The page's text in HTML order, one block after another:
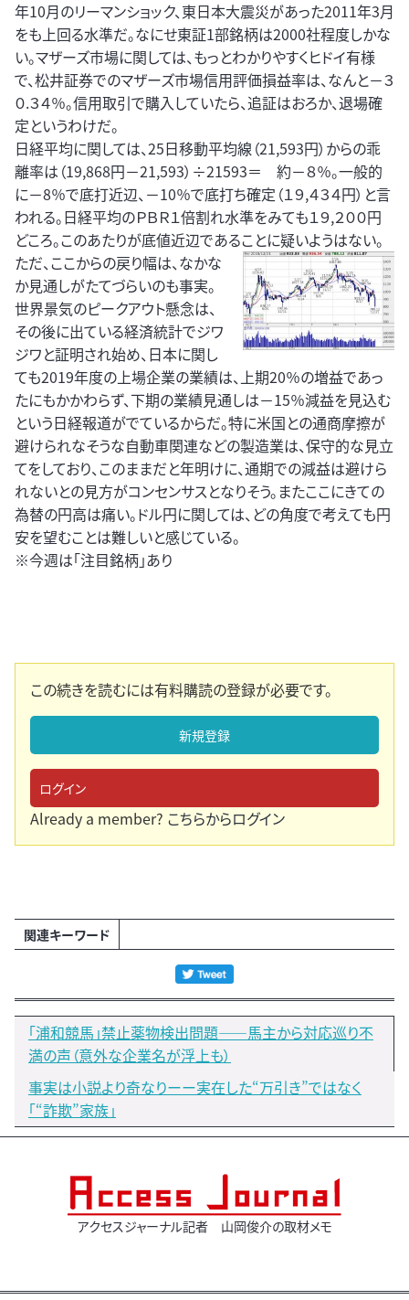
年10月のリーマンショック、東日本大震災があった2011年3月
をも上回る水準だ。なにせ東証1部銘柄は2000社程度しかな
い。マザーズ市場に関しては、もっとわかりやすくヒドイ有様
で、松井証券でのマザーズ市場信用評価損益率は、なんと－３
０.３４％。信用取引で購入していたら、追証はおろか、退場確
定というわけだ。
日経平均に関しては、25日移動平均線（21,593円）からの乖
離率は（19,868円－21,593）÷21593＝ 約－８％。一般的
に－8％で底打近辺、－10％で底打ち確定（１９,４３４円）と言
われる。日経平均のＰＢＲ１倍割れ水準をみても１９,２００円
どころ。このあたりが底値近辺であることに疑いようはない。
ただ、ここからの戻り幅は、なかな
か見通しがたてづらいのも事実。
世界景気のピークアウト懸念は、
その後に出ている経済統計でジワ
ジワと証明され始め、日本に関し
ても2019年度の上場企業の業績は、上期20％の増益であっ
たにもかかわらず、下期の業績見通しは－15％減益を見込む
という日経報道がでているからだ。特に米国との通商摩擦が
避けられなそうな自動車関連などの製造業は、保守的な見立
てをしており、このままだと年明けに、通期での減益は避けら
れないとの見方がコンセンサスとなりそう。またここにきての
為替の円高は痛い。ドル円に関しては、どの角度で考えても円
安を望むことは難しいと感じている。
※今週は「注目銘柄」あり
この続きを読むには有料購読の登録が必要です。
新規登録
ログイン
Already a member? こちらからログイン
関連キーワード
「浦和競馬」禁止薬物検出問題――馬主から対応巡り不
満の声（意外な企業名が浮上も）
事実は小説より奇なりーー実在した“万引き”ではなく
「“詐欺”家族」
アクセスジャーナル記者 山岡俊介の取材メモ